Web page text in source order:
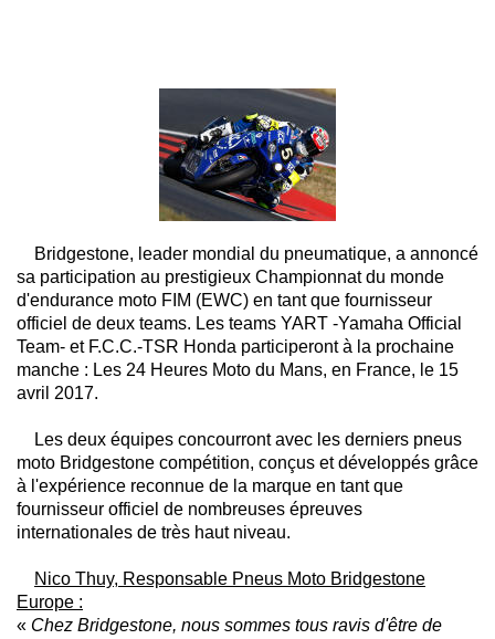
Bridgestone, leader mondial du pneumatique, a annoncé
sa participation au prestigieux Championnat du monde
d'endurance moto FIM (EWC) en tant que fournisseur
officiel de deux teams. Les teams YART -Yamaha Official
Team- et F.C.C.-TSR Honda participeront à la prochaine
manche : Les 24 Heures Moto du Mans, en France, le 15
avril 2017.
Les deux équipes concourront avec les derniers pneus
moto Bridgestone compétition, conçus et développés grâce
à l'expérience reconnue de la marque en tant que
fournisseur officiel de nombreuses épreuves
internationales de très haut niveau.
Nico Thuy, Responsable Pneus Moto Bridgestone
Europe :
« Chez Bridgestone, nous sommes tous ravis d'être de